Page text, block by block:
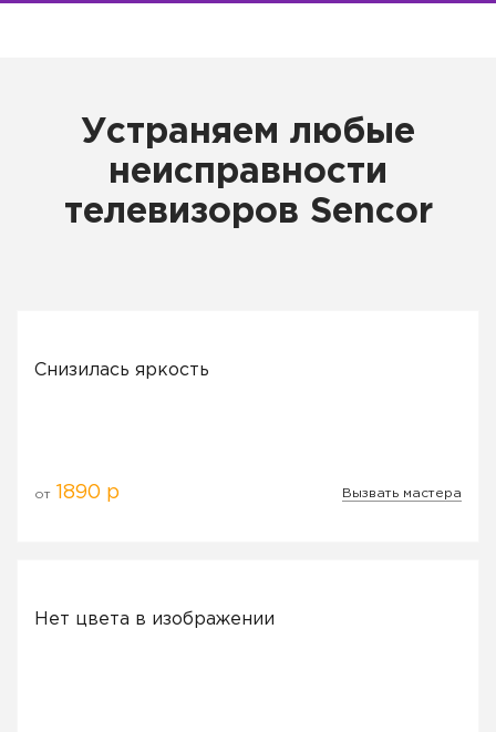
Устраняем любые
неисправности
телевизоров Sencor
Снизилась яркость
от 1890 р Вызвать мастера
Нет цвета в изображении